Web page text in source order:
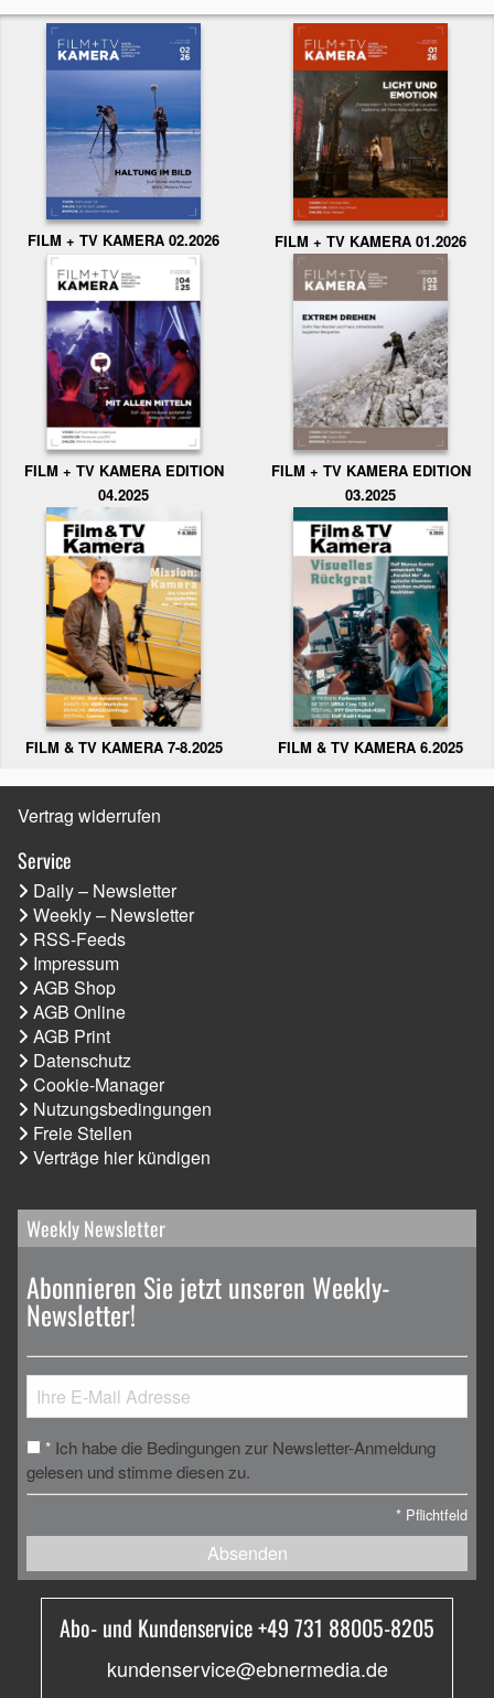
FILM + TV KAMERA 02.2026 FILM + TV KAMERA 01.2026
FILM + TV KAMERA EDITION
04.2025
FILM + TV KAMERA EDITION
03.2025
FILM & TV KAMERA 7-8.2025 FILM & TV KAMERA 6.2025
Vertrag widerrufen
Service
Daily – Newsletter
Weekly – Newsletter
RSS-Feeds
Impressum
AGB Shop
AGB Online
AGB Print
Datenschutz
Cookie-Manager
Nutzungsbedingungen
Freie Stellen
Verträge hier kündigen
Weekly Newsletter
Abonnieren Sie jetzt unseren Weekly-
Newsletter!
* Ich habe die Bedingungen zur Newsletter-Anmeldung
gelesen und stimme diesen zu.
* Pflichtfeld
Absenden
Abo- und Kundenservice +49 731 88005-8205
kundenservice@ebnermedia.de